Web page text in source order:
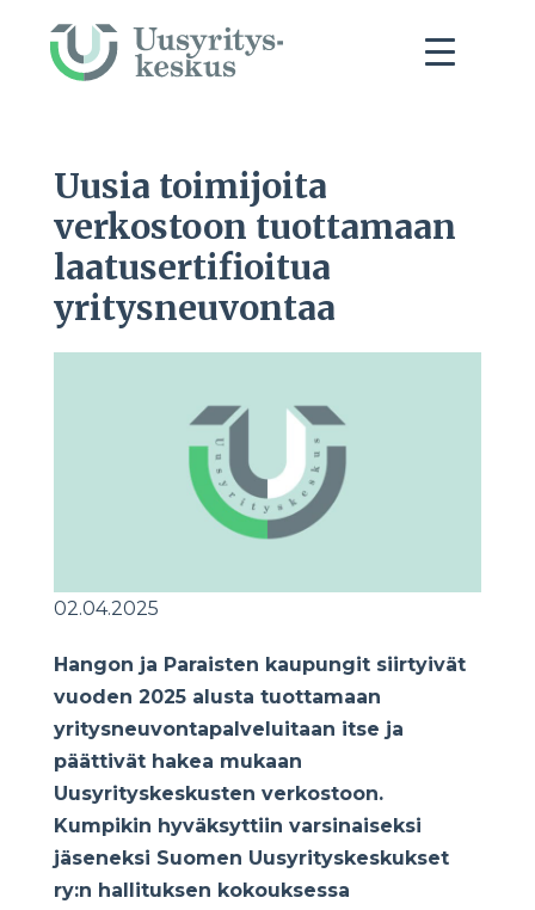
Uusia toimijoita
verkostoon tuottamaan
laatusertifioitua
yritysneuvontaa
02.04.2025
Hangon ja Paraisten kaupungit siirtyivät
vuoden 2025 alusta tuottamaan
yritysneuvontapalveluitaan itse ja
päättivät hakea mukaan
Uusyrityskeskusten verkostoon.
Kumpikin hyväksyttiin varsinaiseksi
jäseneksi Suomen Uusyrityskeskukset
ry:n hallituksen kokouksessa